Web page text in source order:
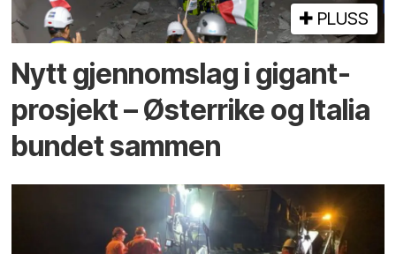
PLUSS
Nytt gjennomslag i gigant­
prosjekt – Østerrike og Italia
bundet sammen